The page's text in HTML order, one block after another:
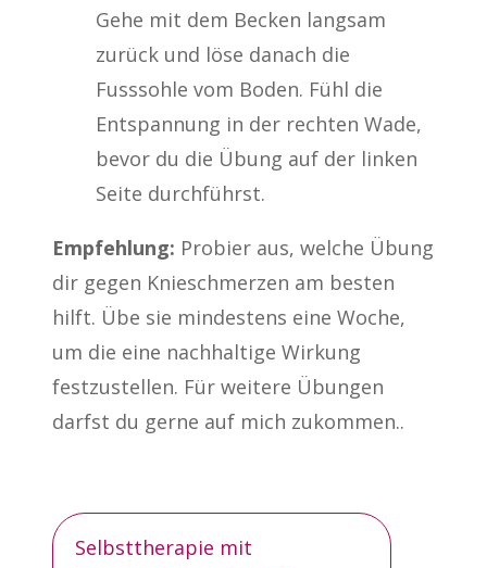
Gehe mit dem Becken langsam
zurück und löse danach die
Fusssohle vom Boden. Fühl die
Entspannung in der rechten Wade,
bevor du die Übung auf der linken
Seite durchführst.
Empfehlung: Probier aus, welche Übung
dir gegen Knieschmerzen am besten
hilft. Übe sie mindestens eine Woche,
um die eine nachhaltige Wirkung
festzustellen. Für weitere Übungen
darfst du gerne auf mich zukommen..
Selbsttherapie mit